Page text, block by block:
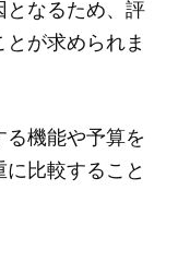
となるため、評
が求められま
機能や予算を
比較すること